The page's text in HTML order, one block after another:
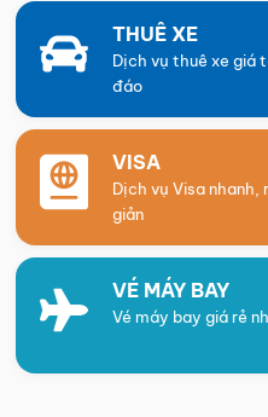
THUÊ XE
Dịch vụ thuê xe giá
đáo
VISA
Dịch vụ Visa
giản
VÉ MÁY BAY
Vé máy bay giá rẻ